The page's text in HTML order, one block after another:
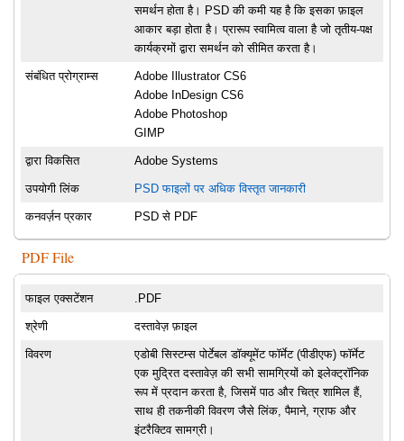
समर्थन होता है। PSD की कमी यह है कि इसका फ़ाइल
आकार बड़ा होता है। प्रारूप स्वामित्व वाला है जो तृतीय-पक्ष
कार्यक्रमों द्वारा समर्थन को सीमित करता है।
संबंधित प्रोग्राम्स
Adobe Illustrator CS6
Adobe InDesign CS6
Adobe Photoshop
GIMP
द्वारा विकसित Adobe Systems
उपयोगी लिंक PSD फाइलों पर अधिक विस्तृत जानकारी
कनवर्ज़न प्रकार PSD से PDF
PDF File
फाइल एक्सटेंशन .PDF
श्रेणी दस्तावेज़ फ़ाइल
विवरण
एडोबी सिस्टम्स पोर्टेबल डॉक्यूमेंट फॉर्मेट (पीडीएफ) फॉर्मेट
एक मुद्रित दस्तावेज़ की सभी सामग्रियों को इलेक्ट्रॉनिक
रूप में प्रदान करता है, जिसमें पाठ और चित्र शामिल हैं,
साथ ही तकनीकी विवरण जैसे लिंक, पैमाने, ग्राफ और
इंटरैक्टिव सामग्री।